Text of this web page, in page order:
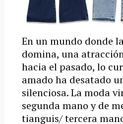
En un mundo donde
domina, una
hacia el pasado, lo
amado ha desatado
silenciosa. La moda
segunda mano y de
tianguis/ tercera